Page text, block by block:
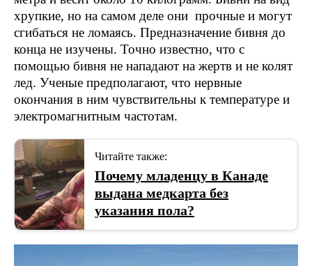
хрупкие, но на самом деле они прочные и могут
сгибаться не ломаясь. Предназначение бивня до
конца не изучены. Точно известно, что с
помощью бивня не нападают на жертв и не колят
лед. Ученые предполагают, что нервные
окончания в ним чувствительны к температуре и
электромагнитным частотам.
Читайте также:
Почему младенцу в Канаде
выдана медкарта без
указания пола?